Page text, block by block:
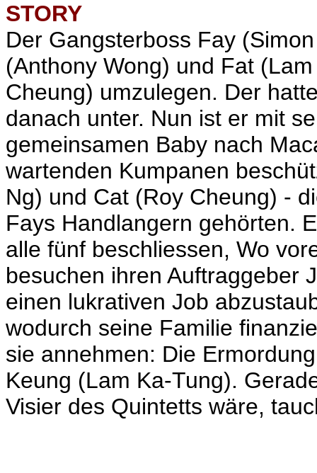
STORY
Der Gangsterboss Fay
(Anthony Wong) und Fat
Cheung) umzulegen. Der
danach unter. Nun ist er mit
gemeinsamen Baby nach
wartenden Kumpanen
Ng) und Cat (Roy Cheung) -
Fays Handlangern gehörten.
alle fünf beschliessen, Wo
besuchen ihren Auftraggeber
einen lukrativen Job
wodurch seine Familie
sie annehmen: Die
Keung (Lam Ka-Tung).
Visier des Quintetts wäre,